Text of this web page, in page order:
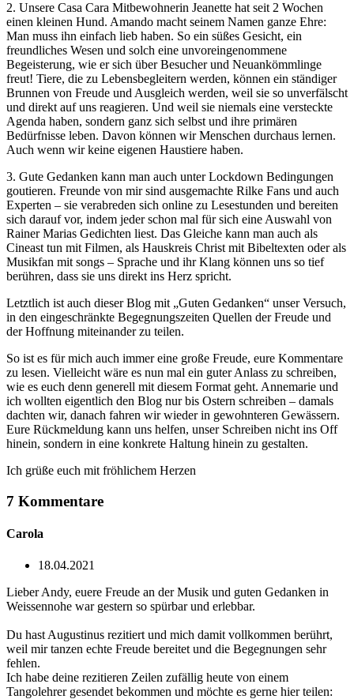
2. Unsere Casa Cara Mitbewohnerin Jeanette hat seit 2 Wochen
einen kleinen Hund. Amando macht seinem Namen ganze Ehre:
Man muss ihn einfach lieb haben. So ein süßes Gesicht, ein
freundliches Wesen und solch eine unvoreingenommene
Begeisterung, wie er sich über Besucher und Neuankömmlinge
freut! Tiere, die zu Lebensbegleitern werden, können ein ständiger
Brunnen von Freude und Ausgleich werden, weil sie so unverfälscht
und direkt auf uns reagieren. Und weil sie niemals eine versteckte
Agenda haben, sondern ganz sich selbst und ihre primären
Bedürfnisse leben. Davon können wir Menschen durchaus lernen.
Auch wenn wir keine eigenen Haustiere haben.
3. Gute Gedanken kann man auch unter Lockdown Bedingungen
goutieren. Freunde von mir sind ausgemachte Rilke Fans und auch
Experten – sie verabreden sich online zu Lesestunden und bereiten
sich darauf vor, indem jeder schon mal für sich eine Auswahl von
Rainer Marias Gedichten liest. Das Gleiche kann man auch als
Cineast tun mit Filmen, als Hauskreis Christ mit Bibeltexten oder als
Musikfan mit songs – Sprache und ihr Klang können uns so tief
berühren, dass sie uns direkt ins Herz spricht.
Letztlich ist auch dieser Blog mit „Guten Gedanken“ unser Versuch,
in den eingeschränkte Begegnungszeiten Quellen der Freude und
der Hoffnung miteinander zu teilen.
So ist es für mich auch immer eine große Freude, eure Kommentare
zu lesen. Vielleicht wäre es nun mal ein guter Anlass zu schreiben,
wie es euch denn generell mit diesem Format geht. Annemarie und
ich wollten eigentlich den Blog nur bis Ostern schreiben – damals
dachten wir, danach fahren wir wieder in gewohnteren Gewässern.
Eure Rückmeldung kann uns helfen, unser Schreiben nicht ins Off
hinein, sondern in eine konkrete Haltung hinein zu gestalten.
Ich grüße euch mit fröhlichem Herzen
7 Kommentare
Carola
18.04.2021
Lieber Andy, euere Freude an der Musik und guten Gedanken in
Weissennohe war gestern so spürbar und erlebbar.
Du hast Augustinus rezitiert und mich damit vollkommen berührt,
weil mir tanzen echte Freude bereitet und die Begegnungen sehr
fehlen.
Ich habe deine rezitieren Zeilen zufällig heute von einem
Tangolehrer gesendet bekommen und möchte es gerne hier teilen: